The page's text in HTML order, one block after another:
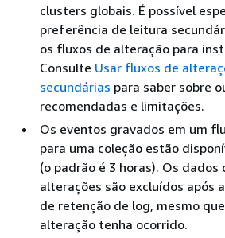
clusters globais. É possível
preferência de leitura
os fluxos de alteração para
Consulte Usar fluxos de
secundárias para saber sobre
recomendadas e limitações.
Os eventos gravados em um
para uma coleção estão
(o padrão é 3 horas). Os dados
alterações são excluídos após
de retenção de log, mesmo
alteração tenha ocorrido.